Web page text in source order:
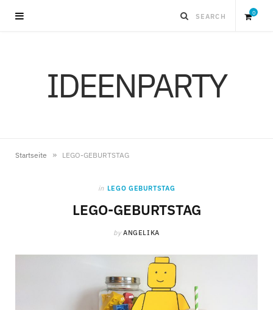
0
IDEENPARTY
Startseite » LEGO-GEBURTSTAG
in LEGO GEBURTSTAG
LEGO-GEBURTSTAG
by ANGELIKA